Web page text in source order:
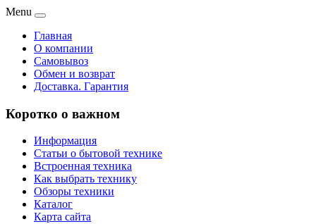
Menu
Главная
О компании
Самовывоз
Обмен и возврат
Доставка. Гарантия
Коротко о важном
Информация
Статьи о бытовой технике
Встроенная техника
Как выбрать технику
Обзоры техники
Каталог
Карта сайта